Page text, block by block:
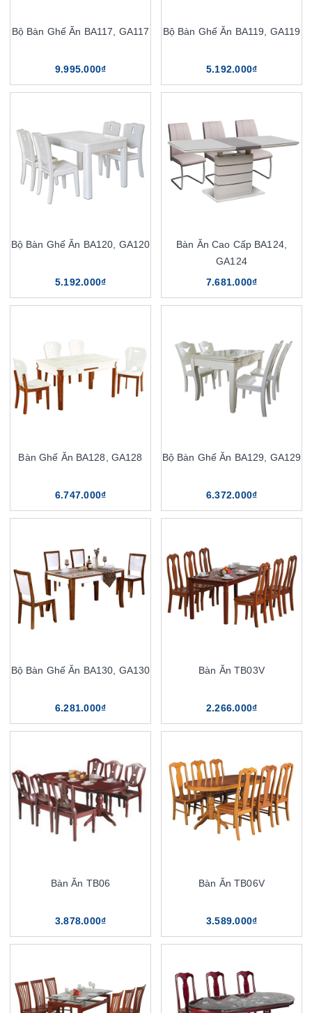
Bộ Bàn Ghế Ăn BA117, GA117
9.995.000₫
Bộ Bàn Ghế Ăn BA119, GA119
5.192.000₫
Bộ Bàn Ghế Ăn BA120, GA120
5.192.000₫
Bàn Ăn Cao Cấp BA124,
GA124
7.681.000₫
Bàn Ghế Ăn BA128, GA128
6.747.000₫
Bộ Bàn Ghế Ăn BA129, GA129
6.372.000₫
Bộ Bàn Ghế Ăn BA130, GA130
6.281.000₫
Bàn Ăn TB03V
2.266.000₫
Bàn Ăn TB06
3.878.000₫
Bàn Ăn TB06V
3.589.000₫